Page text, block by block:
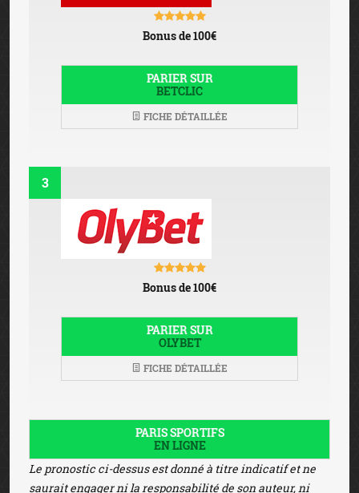
Bonus de 100€
PARIER SUR
BETCLIC
FICHE DÉTAILLÉE
3
Bonus de 100€
PARIER SUR
OLYBET
FICHE DÉTAILLÉE
PARIS SPORTIFS
EN LIGNE
Le pronostic ci-dessus est donné à titre indicatif et ne
saurait engager ni la responsabilité de son auteur, ni